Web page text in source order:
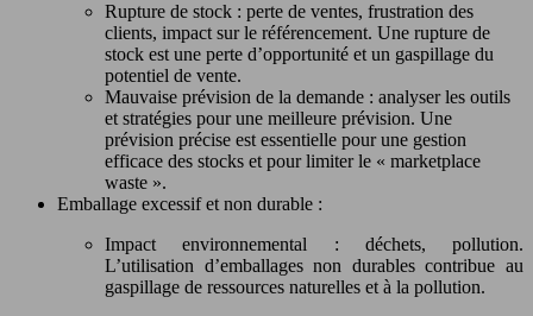
Rupture de stock : perte de ventes, frustration des
clients, impact sur le référencement. Une rupture de
stock est une perte d’opportunité et un gaspillage du
potentiel de vente.
Mauvaise prévision de la demande : analyser les outils
et stratégies pour une meilleure prévision. Une
prévision précise est essentielle pour une gestion
efficace des stocks et pour limiter le « marketplace
waste ».
Emballage excessif et non durable :
Impact environnemental : déchets, pollution.
L’utilisation d’emballages non durables contribue au
gaspillage de ressources naturelles et à la pollution.